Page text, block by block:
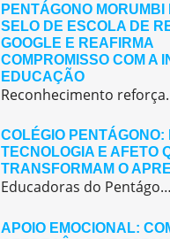
PENTÁGONO MORUMBI
SELO DE ESCOLA DE
GOOGLE E REAFIRMA
COMPROMISSO COM A
EDUCAÇÃO
Reconhecimento reforça o papel de referência do colégio em tecnologia
COLÉGIO PENTÁGONO:
TECNOLOGIA E AFETO
TRANSFORMAM O
Educadoras do Pentágono são finalistas em prêmio nacional de boas práticas educacionais O Colégio Pentágono reafirma seu compromisso com uma educação inovadora, bilíngue e centrada no aluno, que alia tecnologia, criatividade e afeto para formar cidadãos preparados para o futuro.Acreditamos que a inovação é um pilar essencial para transformar a experiência de aprendizagem. Recentemente, nossas […]
APOIO EMOCIONAL: